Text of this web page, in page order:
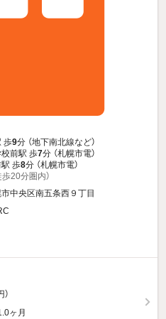
歩9分 （地下南北線など）
前駅 歩7分 （札幌市電）
歩8分 （札幌市電）
20分圏内）
中央区南五条西９丁目
ヶ月